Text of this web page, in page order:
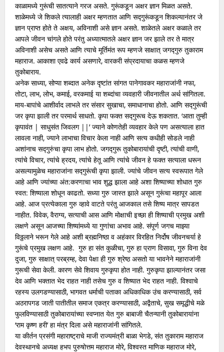
काळामध्ये गुरूंची सातत्याने गरज असते. गुरूंकडून अक्षर ज्ञान मिळत असते.
शाळेमध्ये जे शिकले त्यालाही अक्षर म्हणतात आणि सद्गुरूंकडून शिकल्यानंतर जे
ज्ञान प्राप्त होते ते अक्षय, अविनाशी असे ज्ञान असते. शाळेतले अक्षर कळाले तर
आपले जीवन चांगले होते परंतु अध्यात्मातले अक्षर ज्ञान जर झाले तर ते मात्र
अविनाशी असेच असते आणि त्याचे मूर्तिमंत रूप म्हणजे साक्षात् जगद्गुरु तुकाराम
महाराज. आकाशा एवढे कार्य असणारे, वारकरी संप्रदायाचा कळस म्हणजे
तुकोबाराय.
अनेक साध्या, सोप्या शब्दात अनेक दृष्टांत सांगत पानेगावकर महाराजांनी नफा,
तोटा, लाभ, लोभ, कमाई, वरकमाई या शब्दांचा व्यवहारी जीवनातील अर्थ सांगितला.
माय-बापांचे आशीर्वाद लाभले तर संसार सुखाचा, समाधानाचा होतो. आणि सद्गुरूंची
जर कृपा झाली तर परमार्थ साधतो. कृपा फक्त सद्गुरूच देऊ शकतात. ‘आता तुम्ही
कृपावंत | साधुसंत जिवलग ||’ ज्याने कोणतेही व्यवहार केले पण असत्याला हात
लावला नाही, ज्याने लाभाचा विचार केला नाही आणि सत्य कधीही सोडले नाही
अशांनाच सद्गुरुंचा कृपा लाभ होतो. जगद्गुरू तुकोबारायांची दृष्टी, त्यांची वाणी,
त्यांचे विचार, त्यांचे ह्रदय, त्यांचे हेतू आणि त्यांचे जीवन हे फक्त सत्याला धरून
असल्यामुळेच महाराजांना सद्गुरूंची कृपा झाली. ज्यांचे जीवन सत्य स्वरूपात गेले
आहे आणि ज्यांच्या अंत:करणाचा भाव शुद्ध झाला आहे अशा शिष्याच्या शोधात गुरु
स्वत: शिष्याला शोधून काढतो. सध्या गुरु जास्त झाले असून गुरूंचा महापूर आला
आहे. आज प्रत्येकाला गुरु व्हावे वाटते परंतु आजकाल तसे शिष्य मात्र सापडत
नाहीत. विवेक, वैराग्य, सत्याची आस आणि मोक्षाची इच्छा ही शिष्याची प्रमुख अशी
लक्षणे असून आजच्या शिष्यांमध्ये या गुणांचा अभाव आहे. संपूर्ण जगच माझ्या
विठ्ठलाने भरून गेले आहे अशी ब्रह्मनिष्ठा व अहंकार विरहित निर्दोष जीवनचर्या हे
गुरूंचे प्रमुख लक्षण आहे. गुरु हा संत कुळीचा, गुरु हा प्राण विसावा, गुरु विना देव
दुजा, गुरु साक्षात् परब्रम्ह, देवा पेक्षा ही गुरु श्रेष्ठ असतो या भावनेने महाराजांनी
गुरूची सेवा केली. कारण सेवे शिवाय गुरुकृपा होत नाही. गुरुकृपा झाल्यानंतर जसा
देव आणि भक्तात भेद राहत नाही तसेच गुरु व शिष्यात भेद राहत नाही. विश्वाचे
रहस्य उलगडण्यासाठी, भागवत धर्माची पताका अधिकाधिक उंच करण्यासाठी, सर्व
अठरापगड जाती पातीतील समाज एकत्र करण्यासाठी, अद्वैताचे, सुख समृद्धीचे मळे
फुलविण्यासाठी तुकोबारायांच्या स्वप्नात येत गुरु बाबाजी चैतन्यानी तुकोबारायांना
‘राम कृष्ण हरी’ हा मंत्र दिला असे महाराजांनी सांगितले.
या कीर्तन प्रसंगी महाराष्ट्राचे माजी राज्यमंत्री बाळा भेगडे, संत तुकाराम महाराज
देवस्थानचे अध्यक्ष हभप पुरुषोत्तम महाराज मोरे, विश्वस्त माणिक महाराज मोरे,